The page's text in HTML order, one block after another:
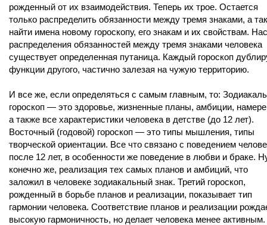
рожденный от их взаимодействия. Теперь их трое. Остается
только распределить обязанности между тремя знаками, а
найти имена новому гороскопу, его знакам и их свойствам.
распределения обязанностей между тремя знаками человека
существует определенная путаница. Каждый гороскоп
функции другого, частично залезая на чужую территорию.
И все же, если определяться с самым главным, то:
гороскоп — это здоровье, жизненные планы, амбиции,
а также все характеристики человека в детстве (до 12 лет).
Восточный (годовой) гороскоп — это типы мышления, типы
творческой ориентации. Все что связано с поведением
после 12 лет, в особенности же поведение в любви и браке.
конечно же, реализация тех самых планов и амбиций, что
заложил в человеке зодиакальный знак. Третий гороскоп,
рожденный в борьбе планов и реализации, показывает тип
гармонии человека. Соответствие планов и реализации
высокую гармоничность, но делает человека менее активным.